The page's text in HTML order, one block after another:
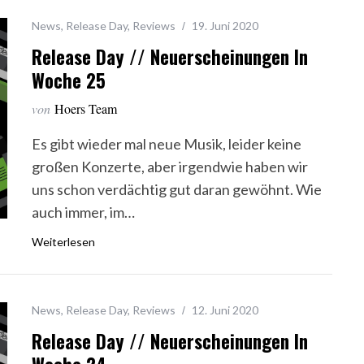
News, Release Day, Reviews 19. Juni 2020
Release Day // Neuerscheinungen In
Woche 25
von Hoers Team
Es gibt wieder mal neue Musik, leider keine
großen Konzerte, aber irgendwie haben wir
uns schon verdächtig gut daran gewöhnt. Wie
auch immer, im…
Weiterlesen
News, Release Day, Reviews 12. Juni 2020
Release Day // Neuerscheinungen In